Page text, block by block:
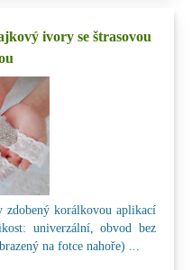
ivory se štrasovou
zdobený korálkovou aplikací
univerzální, obvod bez
na fotce nahoře) ...